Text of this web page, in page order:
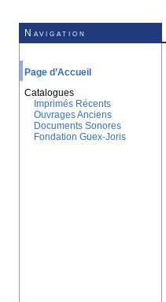
Navigation
Page d’Accueil
Catalogues
Imprimés Récents
Ouvrages Anciens
Documents Sonores
Fondation Guex-Joris